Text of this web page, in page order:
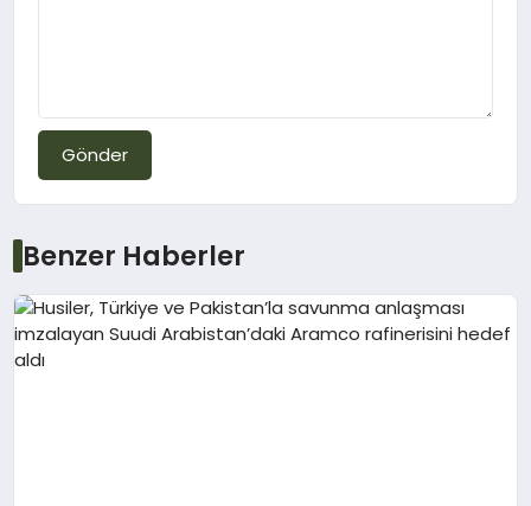
Gönder
Benzer Haberler